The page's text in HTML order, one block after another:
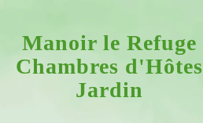
Manoir le Refuge
Chambres d'Hôtes
Jardin